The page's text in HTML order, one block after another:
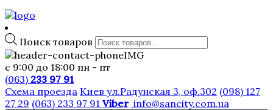
Поиск товаров
с 9:00 до 18:00 пн - пт
(063) 233 97 91
Схема проезда Киев ул.Радунская 3, оф.302 (098) 127
27 29 (063) 233 97 91 Viber info@sancity.com.ua